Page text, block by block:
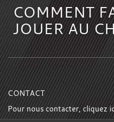
COMMENT
JOUER AU
CONTACT
Pour nous contacter, cliquez